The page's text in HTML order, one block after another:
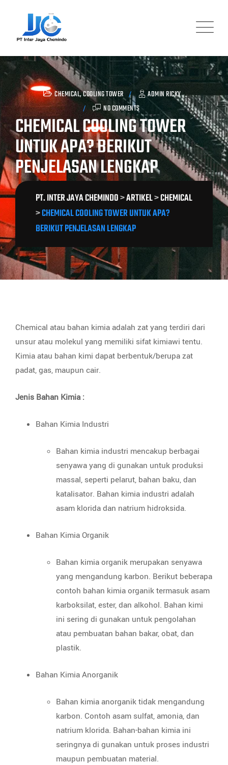
content
CHEMICAL,COOLING TOWER
ADMIN RICKY
NO COMMENTS
CHEMICAL COOLING TOWER
UNTUK APA? BERIKUT
PENJELASAN LENGKAP
PT. INTER JAYA CHEMINDO>ARTIKEL>CHEMICAL
>CHEMICAL COOLING TOWER UNTUK APA?
BERIKUT PENJELASAN LENGKAP
Chemical atau bahan kimia adalah zat yang terdiri dari
unsur atau molekul yang memiliki sifat kimiawi tentu.
Kimia atau bahan kimi dapat berbentuk/berupa zat
padat, gas, maupun cair.
Jenis Bahan Kimia :
Bahan Kimia Industri
Bahan kimia industri mencakup berbagai
senyawa yang di gunakan untuk produksi
massal, seperti pelarut, bahan baku, dan
katalisator. Bahan kimia industri adalah
asam klorida dan natrium hidroksida.
Bahan Kimia Organik
Bahan kimia organik merupakan senyawa
yang mengandung karbon. Berikut beberapa
contoh bahan kimia organik termasuk asam
karboksilat, ester, dan alkohol. Bahan kimi
ini sering di gunakan untuk pengolahan
atau pembuatan bahan bakar, obat, dan
plastik.
Bahan Kimia Anorganik
Bahan kimia anorganik tidak mengandung
karbon. Contoh asam sulfat, amonia, dan
natrium klorida. Bahan-bahan kimia ini
seringnya di gunakan untuk proses industri
maupun pembuatan material.